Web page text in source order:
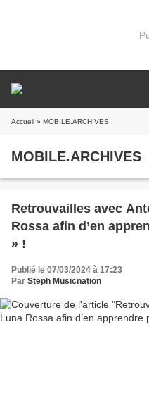
Accueil » MOBILE.ARCHIVES
MOBILE.ARCHIVES
Retrouvailles avec
Rossa afin d’en
» !
Publié le 07/03/2024 à 17:23
Par Steph Musicnation